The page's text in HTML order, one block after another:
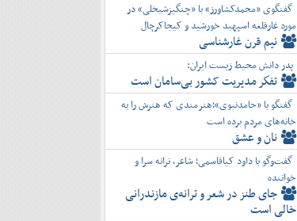
گفتگوی «محمدکشاورز» با «چنگیزشیخلی» در
مورد غارقلعه اسپهبد خورشید و کیجاکرچال
نیم قرن غارشناسی
پدر دانش محیط زیست ایران:
تفكر مديريت کشور بی‌سامان است
گفتگو با «حامدنبوی»؛هنرمندی که هنرش را به
خانه‌های مردم برده است
نان و عشق
گفت‌وگو با داود کیاقاسمی؛ شاعر، ترانه سرا و
خواننده
جای طنز در شعر و ترانه‌ی مازندرانی
خالی است